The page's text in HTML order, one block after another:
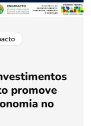
promove
no